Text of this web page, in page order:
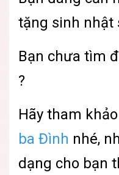
tặng sinh nhật
Bạn chưa tìm
?
Hãy tham
ba Đình nhé,
dạng cho bạn